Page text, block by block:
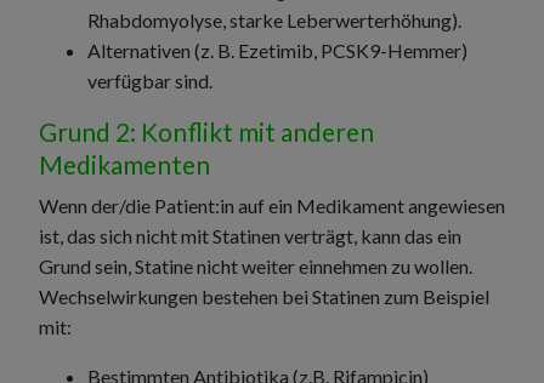
Rhabdomyolyse, starke Leberwerterhöhung).
Alternativen (z. B. Ezetimib, PCSK9-Hemmer)
verfügbar sind.
Grund 2: Konflikt mit anderen
Medikamenten
Wenn der/die Patient:in auf ein Medikament angewiesen
ist, das sich nicht mit Statinen verträgt, kann das ein
Grund sein, Statine nicht weiter einnehmen zu wollen.
Wechselwirkungen bestehen bei Statinen zum Beispiel
mit:
Bestimmten Antibiotika (z.B. Rifampicin)